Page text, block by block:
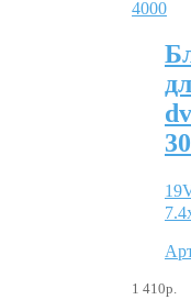
1 410р.